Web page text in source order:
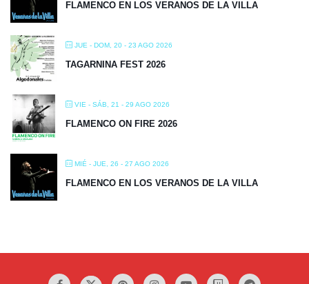
FLAMENCO EN LOS VERANOS DE LA VILLA
JUE - DOM, 20 - 23 AGO 2026
TAGARNINA FEST 2026
VIE - SÁB, 21 - 29 AGO 2026
FLAMENCO ON FIRE 2026
MIÉ - JUE, 26 - 27 AGO 2026
FLAMENCO EN LOS VERANOS DE LA VILLA